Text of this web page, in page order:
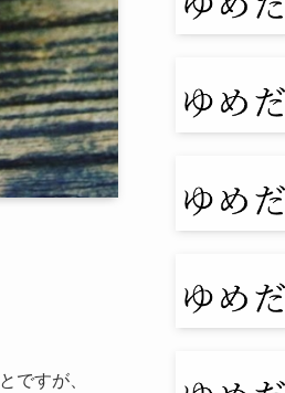
ですが、